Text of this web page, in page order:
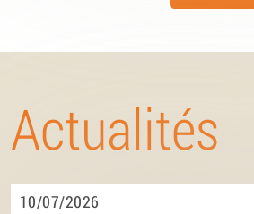
Actualités
10/07/2026